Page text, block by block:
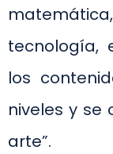
tecnología,
los
niveles y se
arte”.